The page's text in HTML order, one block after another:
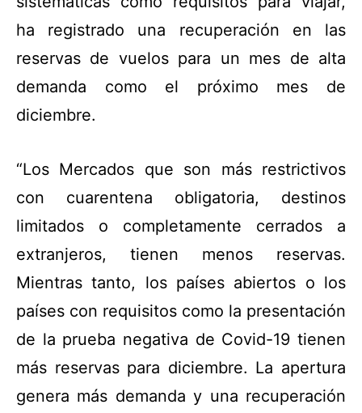
ha registrado una recuperación en las
reservas de vuelos para un mes de alta
demanda como el próximo mes de
diciembre.
“Los Mercados que son más restrictivos
con cuarentena obligatoria, destinos
limitados o completamente cerrados a
extranjeros, tienen menos reservas.
Mientras tanto, los países abiertos o los
países con requisitos como la presentación
de la prueba negativa de Covid-19 tienen
más reservas para diciembre. La apertura
genera más demanda y una recuperación